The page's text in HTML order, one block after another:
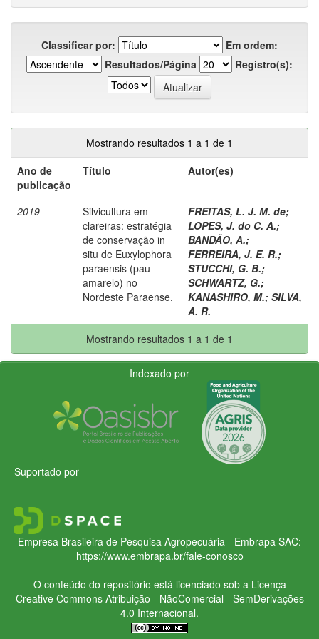
Classificar por:
Em ordem:
Resultados/Página
Registro(s):
Mostrando resultados 1 a 1 de 1
Ano de
publicação
Título Autor(es)
2019
Silvicultura em
clareiras: estratégia
de conservação in
situ de Euxylophora
paraensis (pau-
amarelo) no
Nordeste Paraense.
FREITAS, L. J. M. de;
LOPES, J. do C. A.;
BANDÃO, A.;
FERREIRA, J. E. R.;
STUCCHI, G. B.;
SCHWARTZ, G.;
KANASHIRO, M.; SILVA,
A. R.
Mostrando resultados 1 a 1 de 1
Indexado por
Suportado por
Empresa Brasileira de Pesquisa Agropecuária - Embrapa SAC:
https://www.embrapa.br/fale-conosco
O conteúdo do repositório está licenciado sob a Licença
Creative CommonsAtribuição - NãoComercial - SemDerivações
4.0 Internacional.